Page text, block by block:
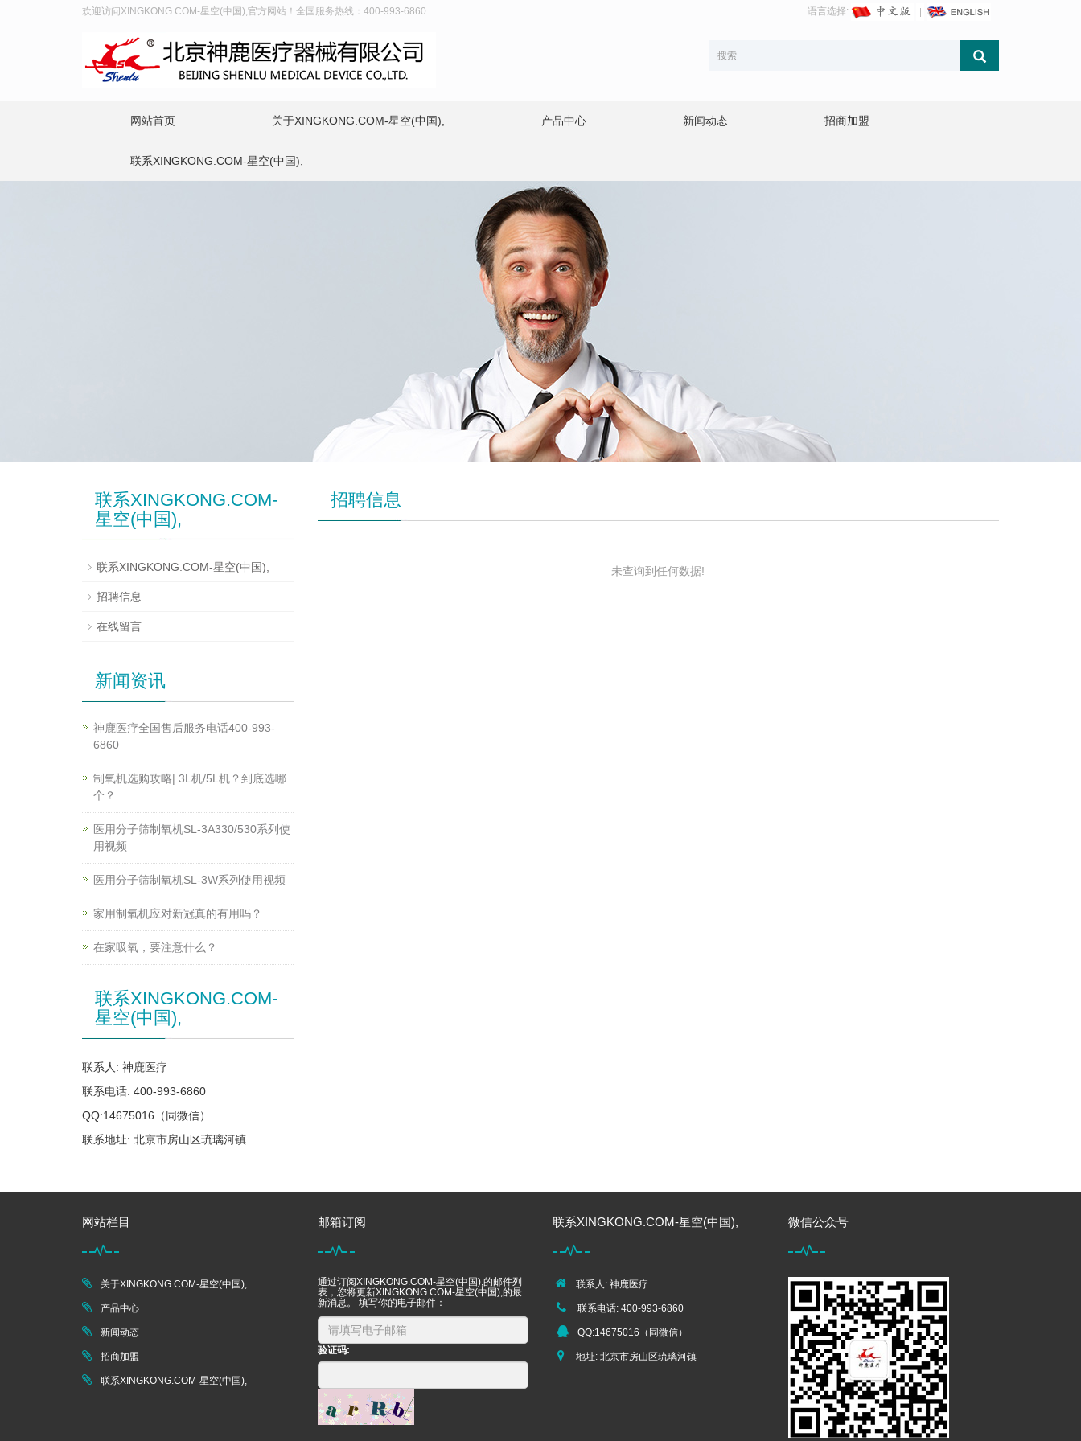
欢迎访问XINGKONG.COM-星空(中国),官方网站！全国服务热线：400-993-6860 语言选择:
网站首页 关于XINGKONG.COM-星空(中国), 产品中心 新闻动态 招商加盟
联系XINGKONG.COM-星空(中国),
招聘信息
未查询到任何数据!
联系XINGKONG.COM-
星空(中国),
联系XINGKONG.COM-星空(中国),
招聘信息
在线留言
新闻资讯
神鹿医疗全国售后服务电话400-993-
6860
制氧机选购攻略| 3L机/5L机？到底选哪
个？
医用分子筛制氧机SL-3A330/530系列使
用视频
医用分子筛制氧机SL-3W系列使用视频
家用制氧机应对新冠真的有用吗？
在家吸氧，要注意什么？
联系XINGKONG.COM-
星空(中国),
联系人: 神鹿医疗
联系电话: 400-993-6860
QQ:14675016（同微信）
联系地址: 北京市房山区琉璃河镇
网站栏目
关于XINGKONG.COM-星空(中国),
产品中心
新闻动态
招商加盟
联系XINGKONG.COM-星空(中国),
邮箱订阅
通过订阅XINGKONG.COM-星空(中国),的邮件列
表，您将更新XINGKONG.COM-星空(中国),的最
新消息。 填写你的电子邮件：
验证码:
联系XINGKONG.COM-星空(中国),
联系人: 神鹿医疗
联系电话: 400-993-6860
QQ:14675016（同微信）
地址: 北京市房山区琉璃河镇
微信公众号